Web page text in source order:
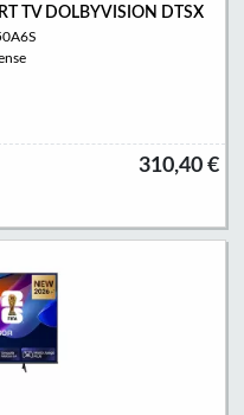
TV DOLBYVISION DTSX
310,40 €